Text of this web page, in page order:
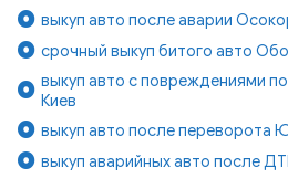
выкуп авто после аварии
срочный выкуп битого авто
выкуп авто с повреждениями
Киев
выкуп авто после переворота
выкуп аварийных авто после